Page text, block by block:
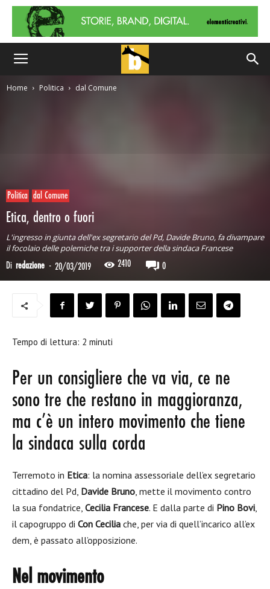
Home Politica dal Comune
Politica dal Comune
Etica, dentro o fuori
L'ingresso in giunta dell'ex segretario del Pd, Davide Bruno, fa divampare
il focolaio delle polemiche tra i supporter della sindaca Francese
Di redazione - 20/03/2019 2410 0
Tempo di lettura: 2 minuti
Per un consigliere che va via, ce ne
sono tre che restano in maggioranza,
ma c’è un intero movimento che tiene
la sindaca sulla corda
Terremoto in Etica: la nomina assessoriale dell’ex segretario
cittadino del Pd, Davide Bruno, mette il movimento contro
la sua fondatrice, Cecilia Francese. E dalla parte di Pino Bovi,
il capogruppo di Con Cecilia che, per via di quell’incarico all’ex
dem, è passato all’opposizione.
Nel movimento